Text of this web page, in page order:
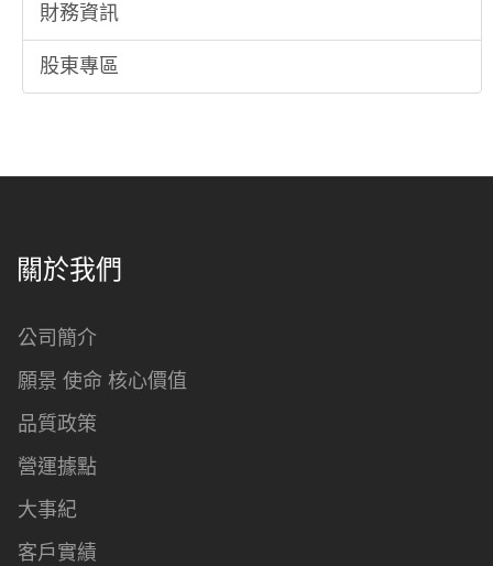
財務資訊
股東專區
關於我們
公司簡介
願景 使命 核心價值
品質政策
營運據點
大事紀
客戶實績